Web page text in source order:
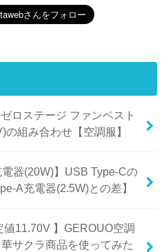
ロステージ ファンベスト
組み合わせ【空調服】
電器(20W)】USB Type-Cの
A充電器(2.5W)との差】
値11.70V 】GEROUO空調
サクラ商品を使ってみた